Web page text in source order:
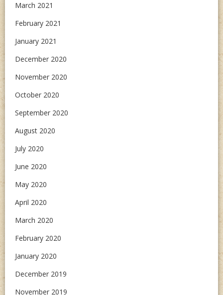
March 2021
February 2021
January 2021
December 2020
November 2020
October 2020
September 2020
August 2020
July 2020
June 2020
May 2020
April 2020
March 2020
February 2020
January 2020
December 2019
November 2019